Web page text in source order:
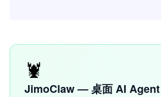
🦞
JimoClaw — 桌面 AI Agent